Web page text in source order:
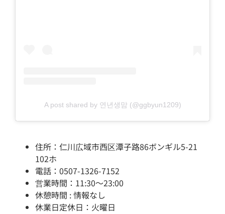
A post shared by 연년생맘 (@ggbyun1209)
住所：仁川広域市西区潭子路86ボンギル5-21
102ホ
電話：0507-1326-7152
営業時間：11:30～23:00
休憩時間 : 情報なし
休業日定休日：火曜日